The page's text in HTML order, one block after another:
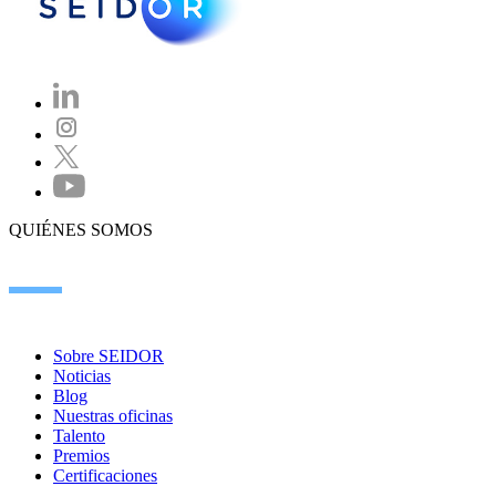
QUIÉNES SOMOS
Sobre SEIDOR
Noticias
Blog
Nuestras oficinas
Talento
Premios
Certificaciones